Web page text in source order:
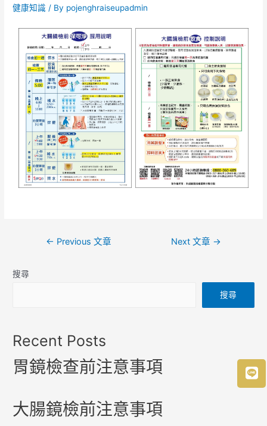
健康知識 / By pojenghraiseupadmin
← Previous 文章 Next 文章 →
搜尋
搜尋
Recent Posts
胃鏡檢查前注意事項
大腸鏡檢前注意事項